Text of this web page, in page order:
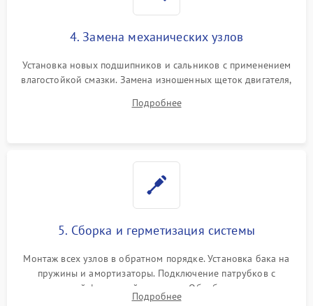
4. Замена механических узлов
Установка новых подшипников и сальников с применением
влагостойкой смазки. Замена изношенных щеток двигателя,
или поврежденной резиновой манжеты.
Подробнее
5. Сборка и герметизация системы
Монтаж всех узлов в обратном порядке. Установка бака на
пружины и амортизаторы. Подключение патрубков с
надежной фиксацией хомутами. Обработка стыков
герметиком для предотвращения возможных протечек воды.
Подробнее